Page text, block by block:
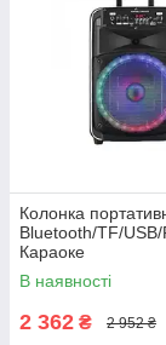
Колонка
Bluetooth/TF/
Караоке
В наявності
2 362 ₴ 2 952 ₴